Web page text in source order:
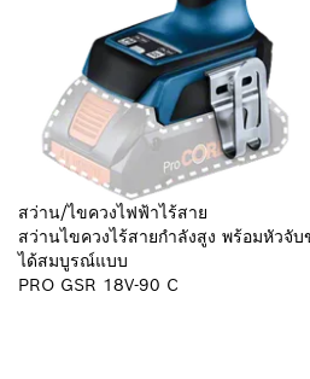
สว่าน/ไขควงไฟฟ้าไร้สาย
สว่านไขควงไร้สายกำลังสูง พร้อมหัวจั
ได้สมบูรณ์แบบ
PRO GSR 18V-90 C